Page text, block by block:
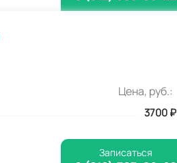
Цена, руб.:
3700₽
Записаться